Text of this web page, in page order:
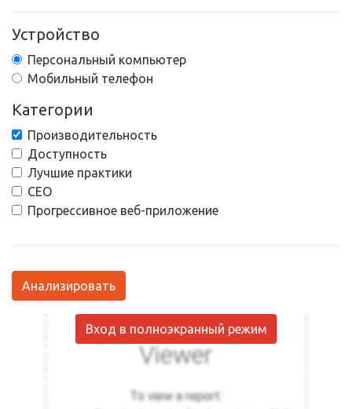
Устройство
Персональный компьютер
Мобильный телефон
Категории
Производительность
Доступность
Лучшие практики
СЕО
Прогрессивное веб-приложение
Анализировать
Вход в полноэкранный режим